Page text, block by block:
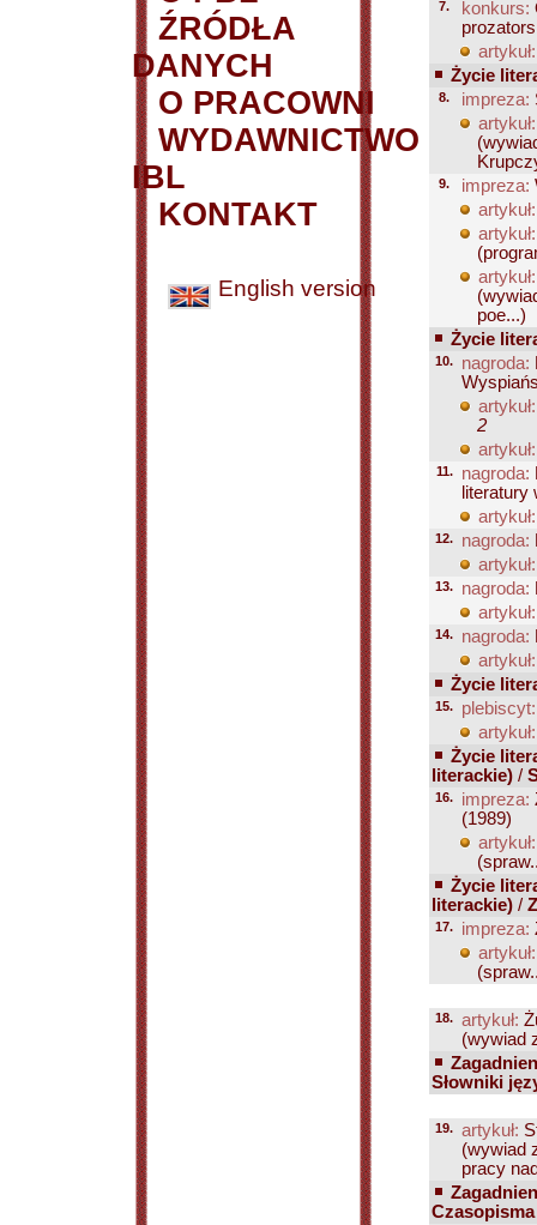
ŹRÓDŁA
DANYCH
O PRACOWNI
WYDAWNICTWO
IBL
KONTAKT
English version
7. konkurs:
artykuł:
Życie
8. impreza:
artykuł:
9. impreza:
artykuł:
artykuł:
artykuł:
poe...)
Życie
10. nagroda:
artykuł:
2
artykuł:
11. nagroda:
literatury
artykuł:
12. nagroda:
artykuł:
13. nagroda:
artykuł:
14. nagroda:
artykuł:
Życie
15. plebiscyt:
artykuł:
Życie
literackie) /
16. impreza:
(1989)
artykuł:
Życie
literackie) /
17. impreza:
artykuł:
18. artykuł:
(wywiad
Słowniki
19. artykuł:
(wywiad
pracy